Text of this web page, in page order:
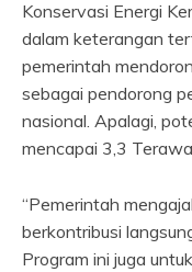
Konservasi Energi
dalam keterangan
pemerintah
sebagai pendorong
nasional. Apalagi,
mencapai 3,3
“Pemerintah
berkontribusi
Program ini juga